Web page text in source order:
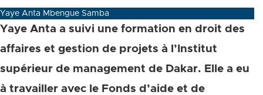
Yaye Anta Mbengue Samba
Yaye Anta a suivi une formation en droit des
affaires et gestion de projets à l’Institut
supérieur de management de Dakar. Elle a eu
à travailler avec le Fonds d’aide et de